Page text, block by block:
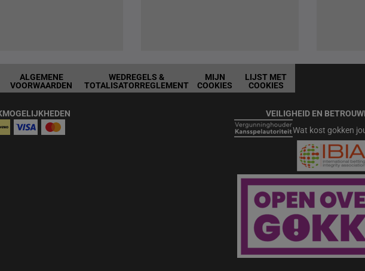
ALGEMENE
VOORWAARDEN
WEDREGELS &
TOTALISATORREGLEMENT
MIJN
COOKIES
LIJST MET
COOKIES
VEILIGHEID EN
Wat kost gokken